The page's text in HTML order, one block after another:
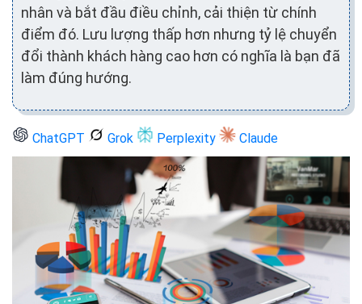
nhân và bắt đầu điều chỉnh, cải thiện từ chính
điểm đó. Lưu lượng thấp hơn nhưng tỷ lệ chuyển
đổi thành khách hàng cao hơn có nghĩa là bạn đã
làm đúng hướng.
ChatGPT Grok Perplexity Claude